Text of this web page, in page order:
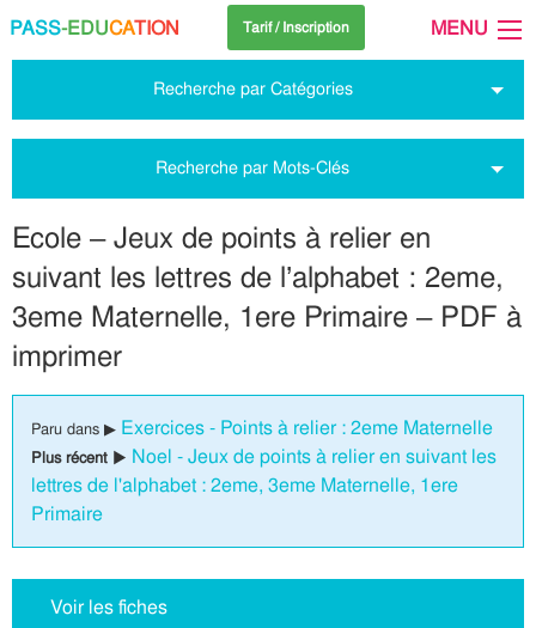
PASS-EDUCATION Tarif / Inscription MENU
Recherche par Catégories
Recherche par Mots-Clés
Ecole – Jeux de points à relier en
suivant les lettres de l’alphabet : 2eme,
3eme Maternelle, 1ere Primaire – PDF à
imprimer
Paru dans ▶ Exercices - Points à relier : 2eme Maternelle
Plus récent ▶ Noel - Jeux de points à relier en suivant les
lettres de l'alphabet : 2eme, 3eme Maternelle, 1ere
Primaire
Voir les fiches